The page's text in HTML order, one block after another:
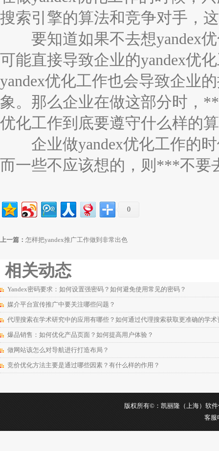
搜索引擎的算法和竞争对手，
要知道如果不去想yandex优
可能直接导致企业的yandex优
yandex优化工作也会导致企业
象。那么企业在做这部分时，
优化工作到底要遵守什么样的
企业做yandex优化工作的时
而一些不应该想的，则***不要
0
上一篇： 怎样把yandex推广工作做到非常出色
相关动态
Yandex密码要求：如何设置强密码？如何避免使用常见的密码？
媒介平台宣传推广中要关注哪些问题？
代理搜索在学术研究中的应用有哪些？如何通过代理搜索获取更准确的学术
爆品销售：如何优化产品页面？如何提高用户体验？
做网站该怎么对导航进行打造布局？
竞价优化方法主要是通过哪些因素？有什么样的作用？
版权所有©：凯丽隆（上海）软
客服